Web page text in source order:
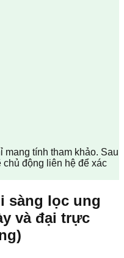
mang tính tham khảo. Sau
chủ động liên hệ để xác
sàng lọc ung
và đại trực